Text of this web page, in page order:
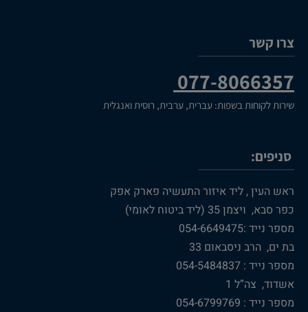
צרו קשר
077-8066357
שירות לקוחות בשפות: עברית, ערבית, רוסית ואנגלית
סניפים:
ראש העין , ליד איזור התעשיה פארק אפק
כפר סבא, ויצמן 35 (ליד ביטוח לאומי)
מספר נייד :054-6649475
בת ים, הרב ניסבאום 33
מספר נייד : 054-5484837
אשדוד, צה”ל 1
מספר נייד : 054-6799769